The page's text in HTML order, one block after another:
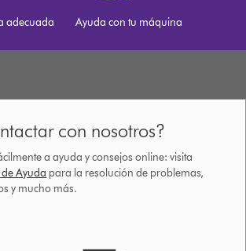
adecuada Ayuda con tu máquina
con nosotros?
a ayuda y consejos online: visita
Ayuda para la resolución de problemas,
y mucho más.